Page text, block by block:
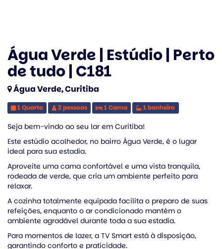
Água Verde | Estúdio | Perto
de tudo | C181
Água Verde, Curitiba
1 Quarto 2 pessoas 1 Cama 1 banheiro
Seja bem-vindo ao seu lar em Curitiba!
Este estúdio acolhedor, no bairro Água Verde, é o lugar
ideal para sua estadia.
Aproveite uma cama confortável e uma vista tranquila,
rodeada de verde, que cria um ambiente perfeito para
relaxar.
A cozinha totalmente equipada facilita o preparo de suas
refeições, enquanto o ar condicionado mantém o
ambiente agradável durante toda a sua estadia.
Para momentos de lazer, a TV Smart está à disposição,
garantindo conforto e praticidade.